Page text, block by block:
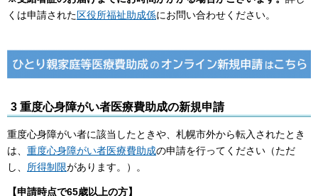
くは申請された区役所福祉助成係にお問い合わせください。
3 重度心身障がい者医療費助成の新規申請
重度心身障がい者に該当したときや、札幌市外から転入されたとき
は、 重度心身障がい者医療費助成の申請を行ってください（ただ
し、 所得制限があります。）。
【申請時点で65歳以上の方】